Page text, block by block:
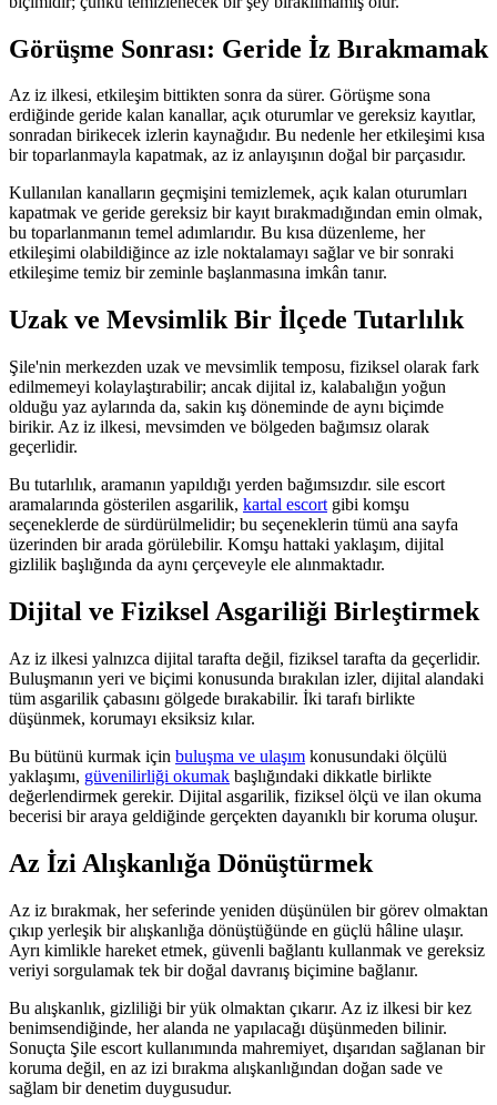
Görüşme Sonrası: Geride İz Bırakmamak
Az iz ilkesi, etkileşim bittikten sonra da sürer. Görüşme sona
erdiğinde geride kalan kanallar, açık oturumlar ve gereksiz kayıtlar,
sonradan birikecek izlerin kaynağıdır. Bu nedenle her etkileşimi kısa
bir toparlanmayla kapatmak, az iz anlayışının doğal bir parçasıdır.
Kullanılan kanalların geçmişini temizlemek, açık kalan oturumları
kapatmak ve geride gereksiz bir kayıt bırakmadığından emin olmak,
bu toparlanmanın temel adımlarıdır. Bu kısa düzenleme, her
etkileşimi olabildiğince az izle noktalamayı sağlar ve bir sonraki
etkileşime temiz bir zeminle başlanmasına imkân tanır.
Uzak ve Mevsimlik Bir İlçede Tutarlılık
Şile'nin merkezden uzak ve mevsimlik temposu, fiziksel olarak fark
edilmemeyi kolaylaştırabilir; ancak dijital iz, kalabalığın yoğun
olduğu yaz aylarında da, sakin kış döneminde de aynı biçimde
birikir. Az iz ilkesi, mevsimden ve bölgeden bağımsız olarak
geçerlidir.
Bu tutarlılık, aramanın yapıldığı yerden bağımsızdır. sile escort
aramalarında gösterilen asgarilik, kartal escort gibi komşu
seçeneklerde de sürdürülmelidir; bu seçeneklerin tümü ana sayfa
üzerinden bir arada görülebilir. Komşu hattaki yaklaşım, dijital
gizlilik başlığında da aynı çerçeveyle ele alınmaktadır.
Dijital ve Fiziksel Asgariliği Birleştirmek
Az iz ilkesi yalnızca dijital tarafta değil, fiziksel tarafta da geçerlidir.
Buluşmanın yeri ve biçimi konusunda bırakılan izler, dijital alandaki
tüm asgarilik çabasını gölgede bırakabilir. İki tarafı birlikte
düşünmek, korumayı eksiksiz kılar.
Bu bütünü kurmak için buluşma ve ulaşım konusundaki ölçülü
yaklaşımı, güvenilirliği okumak başlığındaki dikkatle birlikte
değerlendirmek gerekir. Dijital asgarilik, fiziksel ölçü ve ilan okuma
becerisi bir araya geldiğinde gerçekten dayanıklı bir koruma oluşur.
Az İzi Alışkanlığa Dönüştürmek
Az iz bırakmak, her seferinde yeniden düşünülen bir görev olmaktan
çıkıp yerleşik bir alışkanlığa dönüştüğünde en güçlü hâline ulaşır.
Ayrı kimlikle hareket etmek, güvenli bağlantı kullanmak ve gereksiz
veriyi sorgulamak tek bir doğal davranış biçimine bağlanır.
Bu alışkanlık, gizliliği bir yük olmaktan çıkarır. Az iz ilkesi bir kez
benimsendiğinde, her alanda ne yapılacağı düşünmeden bilinir.
Sonuçta Şile escort kullanımında mahremiyet, dışarıdan sağlanan bir
koruma değil, en az izi bırakma alışkanlığından doğan sade ve
sağlam bir denetim duygusudur.